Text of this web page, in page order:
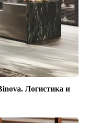
Логистика и